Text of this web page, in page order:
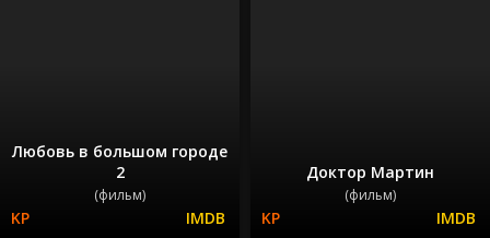
Любовь в большом городе
2
(фильм)
Доктор Мартин
(фильм)